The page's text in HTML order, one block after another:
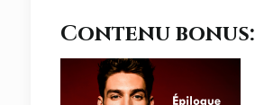
Contenu bonus: